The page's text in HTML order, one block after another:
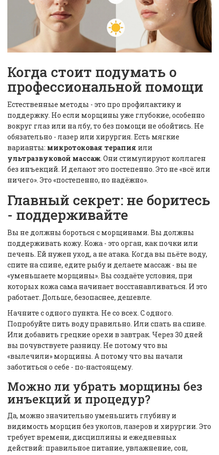
Когда стоит подумать о
профессиональной помощи
Естественные методы - это про профилактику и
поддержку. Но если морщины уже глубокие, особенно
вокруг глаз или на лбу, то без помощи не обойтись. Не
обязательно - лазер или хирургия. Есть мягкие
варианты: микротоковая терапия или
ультразвуковой массаж. Они стимулируют коллаген
без инъекций. И делают это постепенно. Это не «всё или
ничего». Это «постепенно, но надёжно».
Главный секрет: не боритесь
- поддерживайте
Вы не должны бороться с морщинами. Вы должны
поддерживать кожу. Кожа - это орган, как почки или
печень. Ей нужен уход, а не атака. Когда вы пьёте воду,
спите на спине, едите рыбу и делаете массаж - вы не
«уменьшаете морщины». Вы создаёте условия, при
которых кожа сама начинает восстанавливаться. И это
работает. Дольше, безопаснее, дешевле.
Начните с одного пункта. Не со всех. С одного.
Попробуйте пить воду правильно. Или спать на спине.
Или добавить грецкие орехи в завтрак. Через 30 дней
вы почувствуете разницу. Не потому что вы
«вылечили» морщины. А потому что вы начали
заботиться о себе - по-настоящему.
Можно ли убрать морщины без
инъекций и процедур?
Да, можно значительно уменьшить глубину и
видимость морщин без уколов, лазеров и хирургии. Это
требует времени, дисциплины и ежедневных
действий: правильное питание, увлажнение, сон,